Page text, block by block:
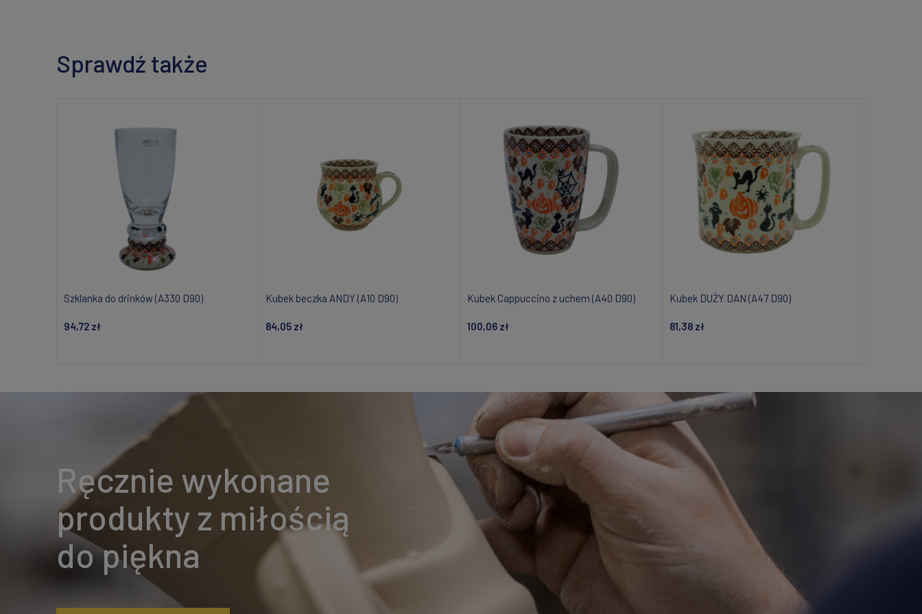
Sprawdź także
Szklanka do drinków (A330 D90)
94,72 zł
Kubek beczka ANDY (A10 D90)
84,05 zł
Kubek Cappuccino z uchem (A40 D90)
100,06 zł
Kubek DUŻY DAN (A47 D90)
81,38 zł
Ręcznie wykonane
produkty z miłością
do piękna